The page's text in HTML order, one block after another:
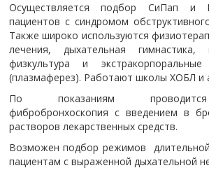
Осуществляется подбор СиПап и
пациентов с синдромом
Также широко используются
лечения, дыхательная гимнастика,
физкультура и
(плазмаферез). Работают школы ХОБЛ и
По показаниям
фибробронхоскопия с введением в
растворов лекарственных средств.
Возможен подбор режимов
пациентам с выраженной дыхательной